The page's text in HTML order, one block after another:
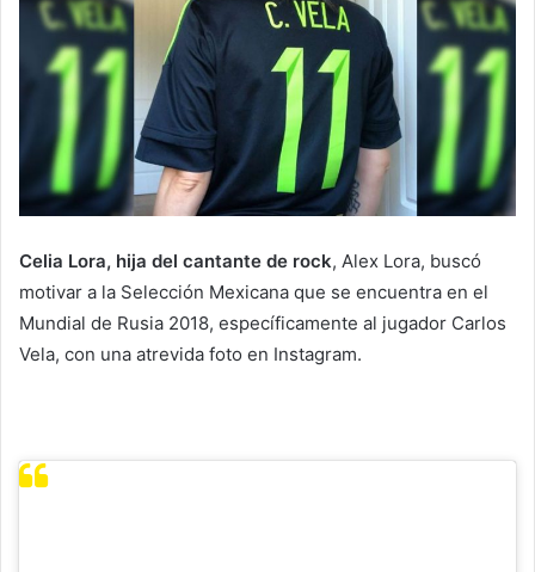
Celia Lora, hija del cantante de rock, Alex Lora, buscó
motivar a la Selección Mexicana que se encuentra en el
Mundial de Rusia 2018, específicamente al jugador Carlos
Vela, con una atrevida foto en Instagram.